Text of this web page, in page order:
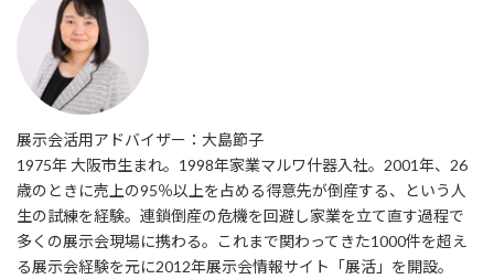
展示会活用アドバイザー：大島節子
1975年 大阪市生まれ。1998年家業マルワ什器入社。2001年、26
歳のときに売上の95％以上を占める得意先が倒産する、という人
生の試練を経験。連鎖倒産の危機を回避し家業を立て直す過程で
多くの展示会現場に携わる。これまで関わってきた1000件を超え
る展示会経験を元に2012年展示会情報サイト「展活」を開設。